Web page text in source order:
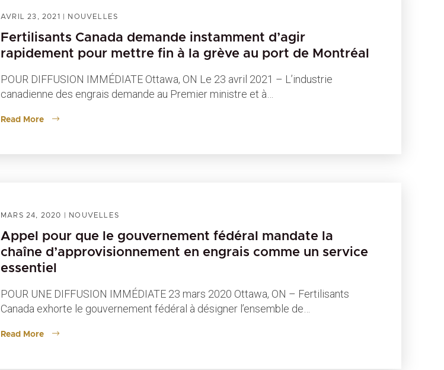
AVRIL 23, 2021 NOUVELLES
Fertilisants Canada demande instamment d’agir
rapidement pour mettre fin à la grève au port de Montréal
POUR DIFFUSION IMMÉDIATE Ottawa, ON Le 23 avril 2021 – L’industrie
canadienne des engrais demande au Premier ministre et à…
Read More
MARS 24, 2020 NOUVELLES
Appel pour que le gouvernement fédéral mandate la
chaîne d’approvisionnement en engrais comme un service
essentiel
POUR UNE DIFFUSION IMMÉDIATE 23 mars 2020 Ottawa, ON – Fertilisants
Canada exhorte le gouvernement fédéral à désigner l’ensemble de…
Read More